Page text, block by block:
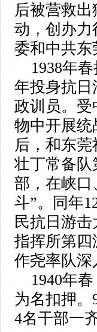
后被营救
动，创办
委和中共东
1938年春
年投身抗
政训员。
物中开展统
后，和东
壮丁常备
部，在峡口
斗”。同年
民抗日游
指挥所第
作尧率队
1940年春
为名扣押
4名干部一